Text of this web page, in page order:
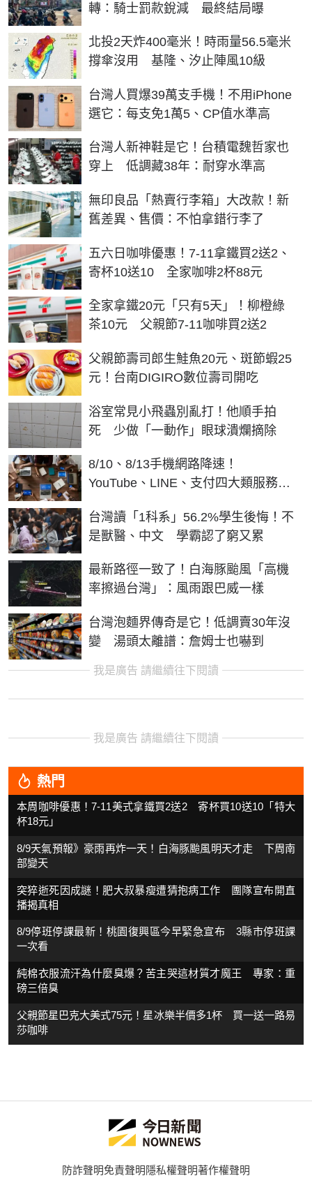
轉：騎士罰款銳減 最終結局曝
北投2天炸400毫米！時雨量56.5毫米
撐傘沒用 基隆、汐止陣風10級
台灣人買爆39萬支手機！不用iPhone
選它：每支免1萬5、CP值水準高
台灣人新神鞋是它！台積電魏哲家也
穿上 低調藏38年：耐穿水準高
無印良品「熱賣行李箱」大改款！新
舊差異、售價：不怕拿錯行李了
五六日咖啡優惠！7-11拿鐵買2送2、
寄杯10送10 全家咖啡2杯88元
全家拿鐵20元「只有5天」！柳橙綠
茶10元 父親節7-11咖啡買2送2
父親節壽司郎生鮭魚20元、斑節蝦25
元！台南DIGIRO數位壽司開吃
浴室常見小飛蟲別亂打！他順手拍
死 少做「一動作」眼球潰爛摘除
8/10、8/13手機網路降速！
YouTube、LINE、支付四大類服務受
台灣讀「1科系」56.2%學生後悔！不
是獸醫、中文 學霸認了窮又累
最新路徑一致了！白海豚颱風「高機
率擦過台灣」：風雨跟巴威一樣
台灣泡麵界傳奇是它！低調賣30年沒
變 湯頭太離譜：詹姆士也嚇到
我是廣告 請繼續往下閱讀
我是廣告 請繼續往下閱讀
熱門
本周咖啡優惠！7-11美式拿鐵買2送2 寄杯買10送10「特大
杯18元」
8/9天氣預報》豪雨再炸一天！白海豚颱風明天才走 下周南
部變天
突猝逝死因成謎！肥大叔暴瘦遭猜抱病工作 團隊宣布開直
播揭真相
8/9停班停課最新！桃園復興區今早緊急宣布 3縣市停班課
一次看
純棉衣服流汗為什麼臭爆？苦主哭這材質才魔王 專家：重
磅三倍臭
父親節星巴克大美式75元！星冰樂半價多1杯 買一送一路易
莎咖啡
防詐聲明免責聲明隱私權聲明著作權聲明